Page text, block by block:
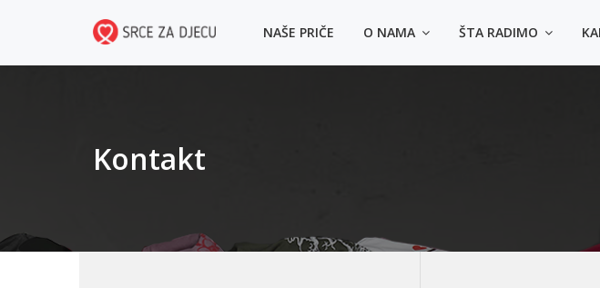
NAŠE PRIČE O NAMA ŠTA RADIMO
4
◾️ Online na
Majice za
Kontakt